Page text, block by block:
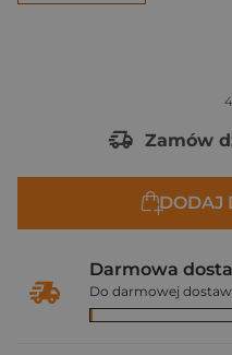
Zamów
DODAJ
Darmowa
Do darmowej